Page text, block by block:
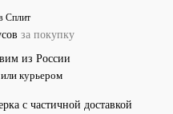
Сплит
за покупку
из России
курьером
с частичной доставкой